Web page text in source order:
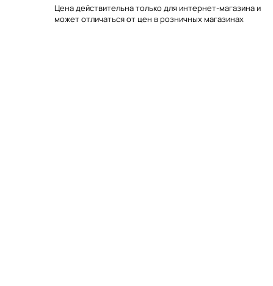
Цена действительна только для интернет-магазина и
может отличаться от цен в розничных магазинах